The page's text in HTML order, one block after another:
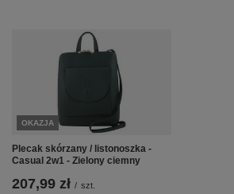
OKAZJA
Plecak skórzany / listonoszka -
Casual 2w1 - Zielony ciemny
207,99 zł / szt.